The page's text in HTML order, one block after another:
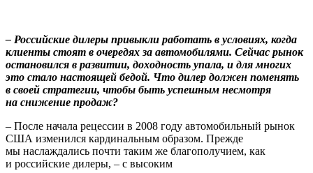
– Российские дилеры привыкли работать в условиях, когда
клиенты стоят в очередях за автомобилями. Сейчас рынок
остановился в развитии, доходность упала, и для многих
это стало настоящей бедой. Что дилер должен поменять
в своей стратегии, чтобы быть успешным несмотря
на снижение продаж?
– После начала рецессии в 2008 году автомобильный рынок
США изменился кардинальным образом. Прежде
мы наслаждались почти таким же благополучием, как
и российские дилеры, – с высоким